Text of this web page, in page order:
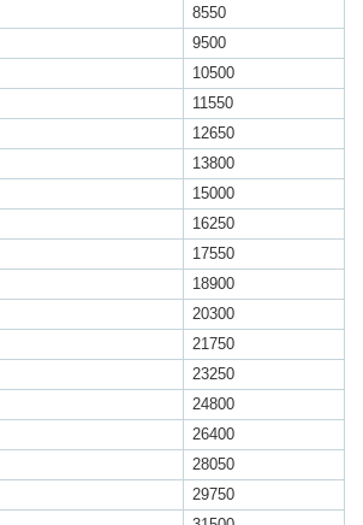
8550
9500
10500
11550
12650
13800
15000
16250
17550
18900
20300
21750
23250
24800
26400
28050
29750